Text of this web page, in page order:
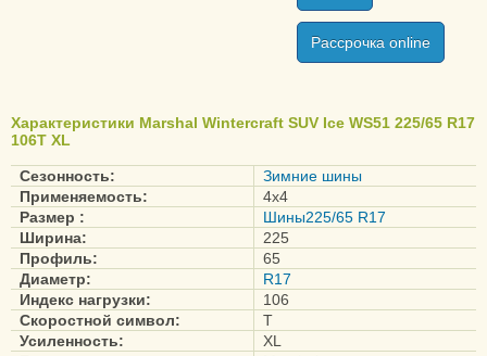
Рассрочка online
Характеристики Marshal Wintercraft SUV Ice WS51 225/65 R17
106T XL
Сезонность:
Зимние шины
Применяемость:
4x4
Размер :
Шины225/65 R17
Ширина:
225
Профиль:
65
Диаметр:
R17
Индекс нагрузки:
106
Скоростной символ:
T
Усиленность:
XL